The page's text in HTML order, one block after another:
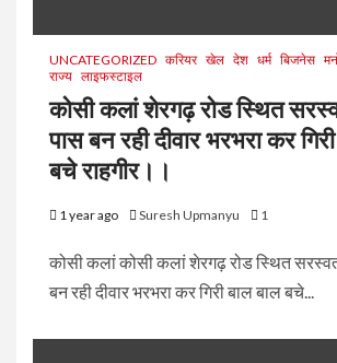
UNCATEGORIZED करियर खेल देश धर्म बिजनेस
राज्य लाइफस्टाइल
कोसी कलां शेरगढ़ रोड स्थित
पास बन रही दीवार भरभरा कर
बचे राहगीर।।
1 year ago Suresh Upmanyu 1
कोसी कलां कोसी कलां शेरगढ़ रोड स्थित
बन रही दीवार भरभरा कर गिरी बाल बाल बचे...